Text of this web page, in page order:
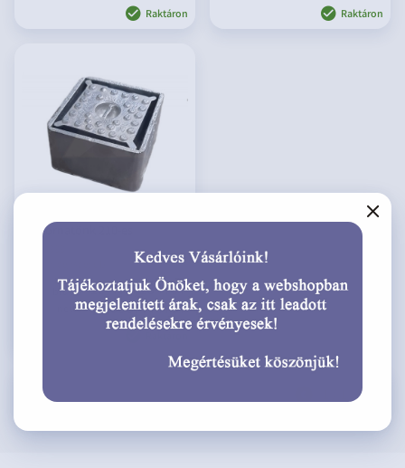
Raktáron Raktáron
Csatornatönk 210-es
bruttó 13 470,18 HUF
nettó 10 606,44 HUF